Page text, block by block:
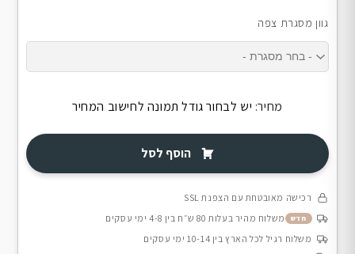
גוון מסגרת צפה
מחיר: יש לבחור גודל תמונה לחישוב המחיר
הוסף לסל
רכישה מאובטחת עם הצפנת SSL
חדש
משלוח מהיר בעלות 80 ש״ח בין 4-8 ימי עסקים
משלוח רגיל לכל הארץ בין 10-14 ימי עסקים